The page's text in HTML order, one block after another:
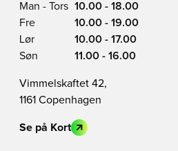
Man - Tors 10.00 - 18.00
Fre
10.00 - 19.00
Lør
10.00 - 17.00
Søn
11.00 - 16.00
Vimmelskaftet 42,
1161 Copenhagen
Se på Kort